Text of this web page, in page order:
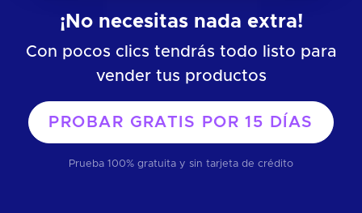
¡No necesitas nada extra!
Con pocos clics tendrás todo listo para
vender tus productos
PROBAR GRATIS POR15 DÍAS
Prueba 100% gratuita y sin tarjeta de crédito